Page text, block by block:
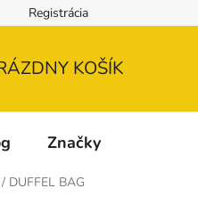
tovaru
Registrácia
KOŠÍK
Značky
/ DUFFEL BAG